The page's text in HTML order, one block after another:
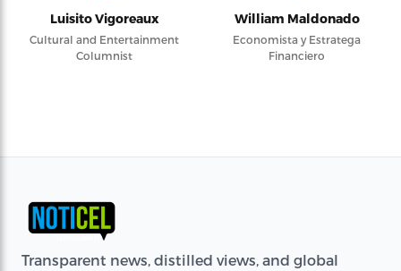
Luisito Vigoreaux
Cultural and Entertainment
Columnist
William Maldonado
Economista y Estratega
Financiero
Transparent news, distilled views, and global